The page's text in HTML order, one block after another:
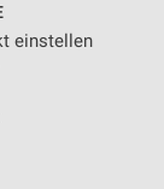
einstellen